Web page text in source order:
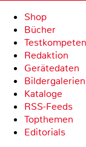
Shop
Bücher
Redaktion
Gerätedaten
Bildergalerien
Kataloge
RSS-Feeds
Topthemen
Editorials